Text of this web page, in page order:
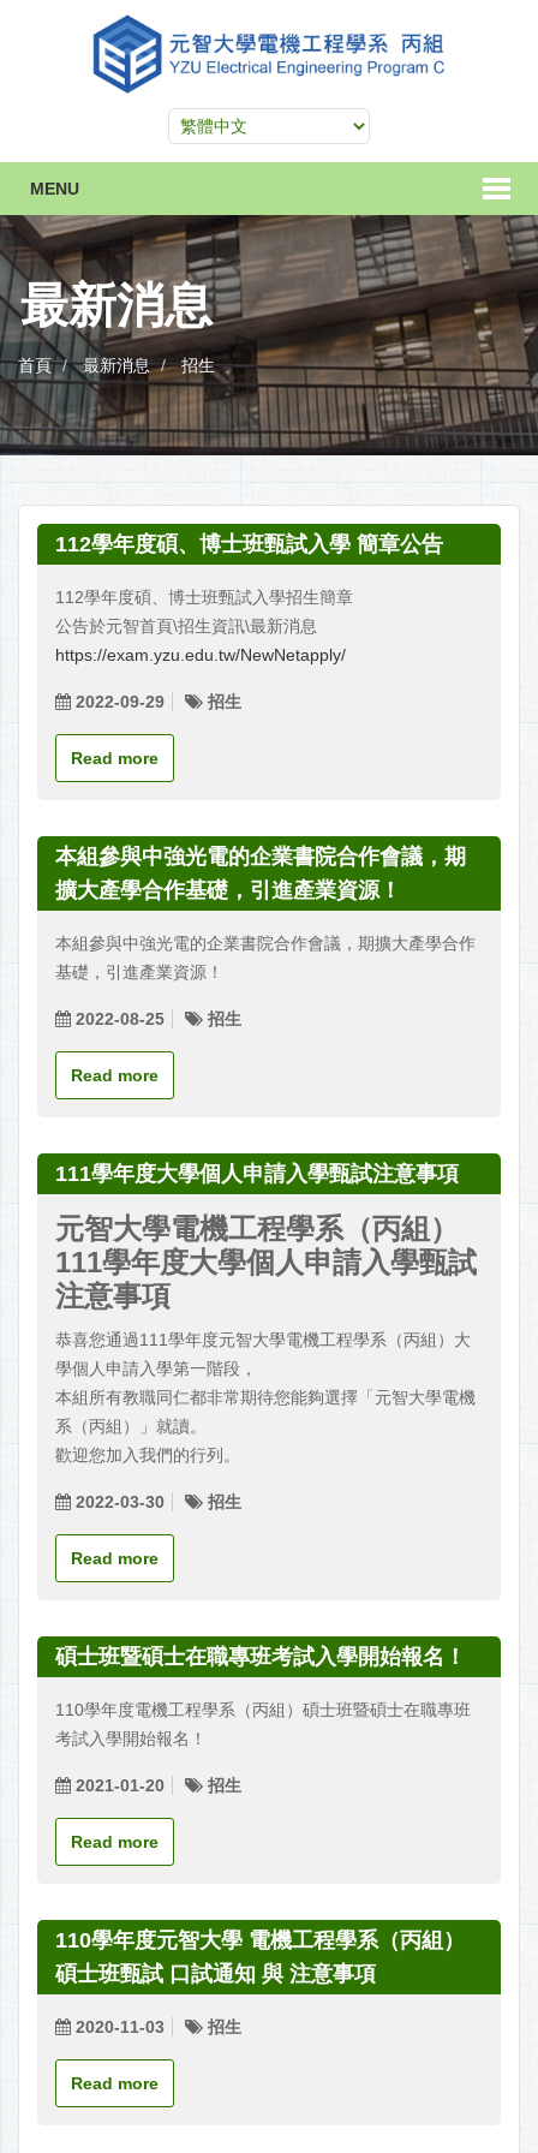
MENU
最新消息
首頁 最新消息 招生
112學年度碩、博士班甄試入學 簡章公告
112學年度碩、博士班甄試入學招生簡章
公告於元智首頁\招生資訊\最新消息
https://exam.yzu.edu.tw/NewNetapply/
2022-09-29 招生
Read more
本組參與中強光電的企業書院合作會議，期
擴大產學合作基礎，引進產業資源！
本組參與中強光電的企業書院合作會議，期擴大產學合作
基礎，引進產業資源！
2022-08-25 招生
Read more
111學年度大學個人申請入學甄試注意事項
元智大學電機工程學系（丙組）
111學年度大學個人申請入學甄試
注意事項
恭喜您通過111學年度元智大學電機工程學系（丙組）大
學個人申請入學第一階段，
本組所有教職同仁都非常期待您能夠選擇「元智大學電機
系（丙組）」就讀。
歡迎您加入我們的行列。
2022-03-30 招生
Read more
碩士班暨碩士在職專班考試入學開始報名！
110學年度電機工程學系（丙組）碩士班暨碩士在職專班
考試入學開始報名！
2021-01-20 招生
Read more
110學年度元智大學 電機工程學系（丙組）
碩士班甄試 口試通知 與 注意事項
2020-11-03 招生
Read more